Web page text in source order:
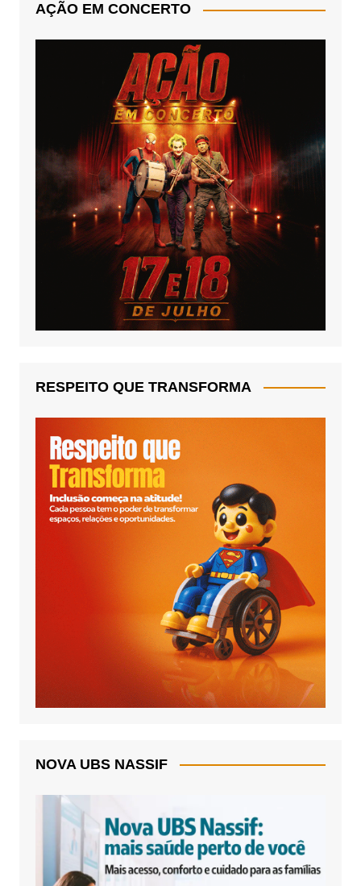
AÇÃO EM CONCERTO
RESPEITO QUE TRANSFORMA
NOVA UBS NASSIF